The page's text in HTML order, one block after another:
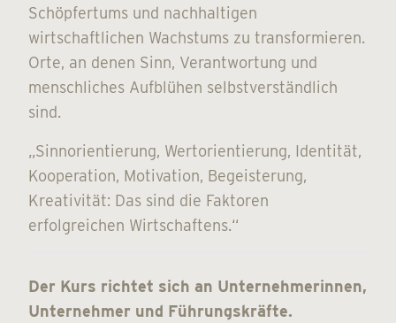
Schöpfertums und nachhaltigen
wirtschaftlichen Wachstums zu transformieren.
Orte, an denen Sinn, Verantwortung und
menschliches Aufblühen selbstverständlich
sind.
„Sinnorientierung, Wertorientierung, Identität,
Kooperation, Motivation, Begeisterung,
Kreativität: Das sind die Faktoren
erfolgreichen Wirtschaftens.“
Der Kurs richtet sich an Unternehmerinnen,
Unternehmer und Führungskräfte.